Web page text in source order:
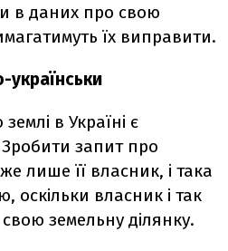
в даних про свою
їх виправити.
українськи
в Україні є
запит про
лише її власник, і така
оскільки власник і так
земельну ділянку.